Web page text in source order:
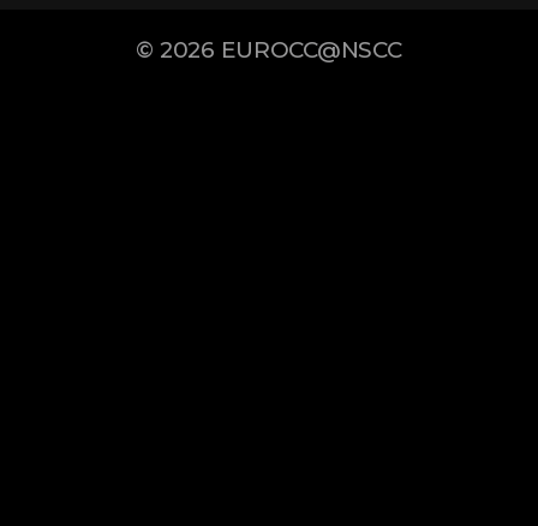
© 2026 EUROCC@NSCC